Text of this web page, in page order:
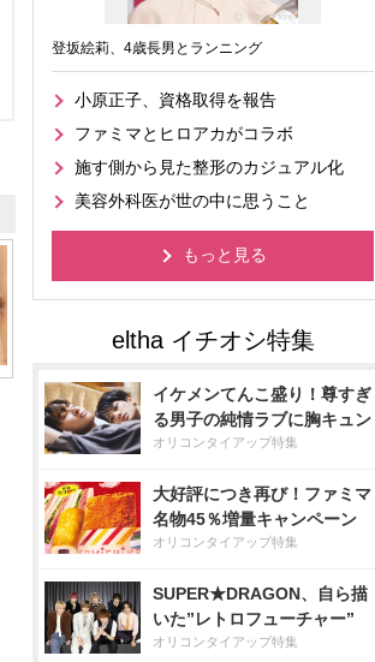
登坂絵莉、4歳長男とランニング
小原正子、資格取得を報告
ファミマとヒロアカがコラボ
施す側から見た整形のカジュアル化
美容外科医が世の中に思うこと
もっと見る
イケメンてんこ盛り！尊すぎ
る男子の純情ラブに胸キュン
オリコンタイアップ特集
大好評につき再び！ファミマ
名物45％増量キャンペーン
オリコンタイアップ特集
SUPER★DRAGON、自ら描
いた”レトロフューチャー”
オリコンタイアップ特集